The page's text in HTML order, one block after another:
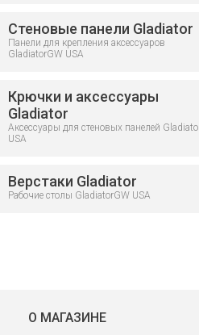
Стеновые панели Gladiator
Панели для крепления аксессуаров
GladiatorGW USA
Крючки и аксессуары
Gladiator
Аксессуары для стеновых панелей
USA
Верстаки Gladiator
Рабочие столы GladiatorGW USA
О МАГАЗИНЕ